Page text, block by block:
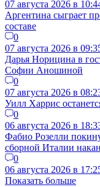
07 августа 2026 в
Аргентина сыграет
составе
0
07 августа 2026 в
Дарья Норицина в
Софии Аношиной
0
07 августа 2026 в
Уилл Харрис
0
06 августа 2026 в
Фабио Розелли
сборной Италии
0
06 августа 2026 в
Показать больше